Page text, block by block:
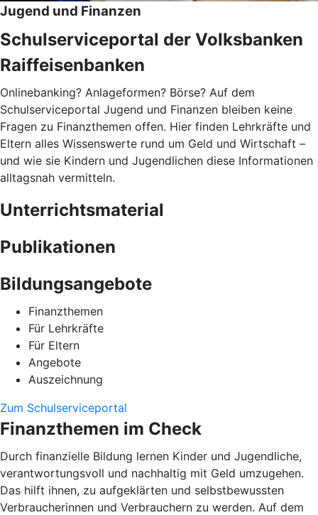
Jugend und Finanzen
Schulserviceportal der Volksbanken
Raiffeisenbanken
Onlinebanking? Anlageformen? Börse? Auf dem
Schulserviceportal Jugend und Finanzen bleiben keine
Fragen zu Finanzthemen offen. Hier finden Lehrkräfte und
Eltern alles Wissenswerte rund um Geld und Wirtschaft –
und wie sie Kindern und Jugendlichen diese Informationen
alltagsnah vermitteln.
Unterrichtsmaterial
Publikationen
Bildungsangebote
Finanzthemen
Für Lehrkräfte
Für Eltern
Angebote
Auszeichnung
Zum Schulserviceportal
Finanzthemen im Check
Durch finanzielle Bildung lernen Kinder und Jugendliche,
verantwortungsvoll und nachhaltig mit Geld umzugehen.
Das hilft ihnen, zu aufgeklärten und selbstbewussten
Verbraucherinnen und Verbrauchern zu werden. Auf dem